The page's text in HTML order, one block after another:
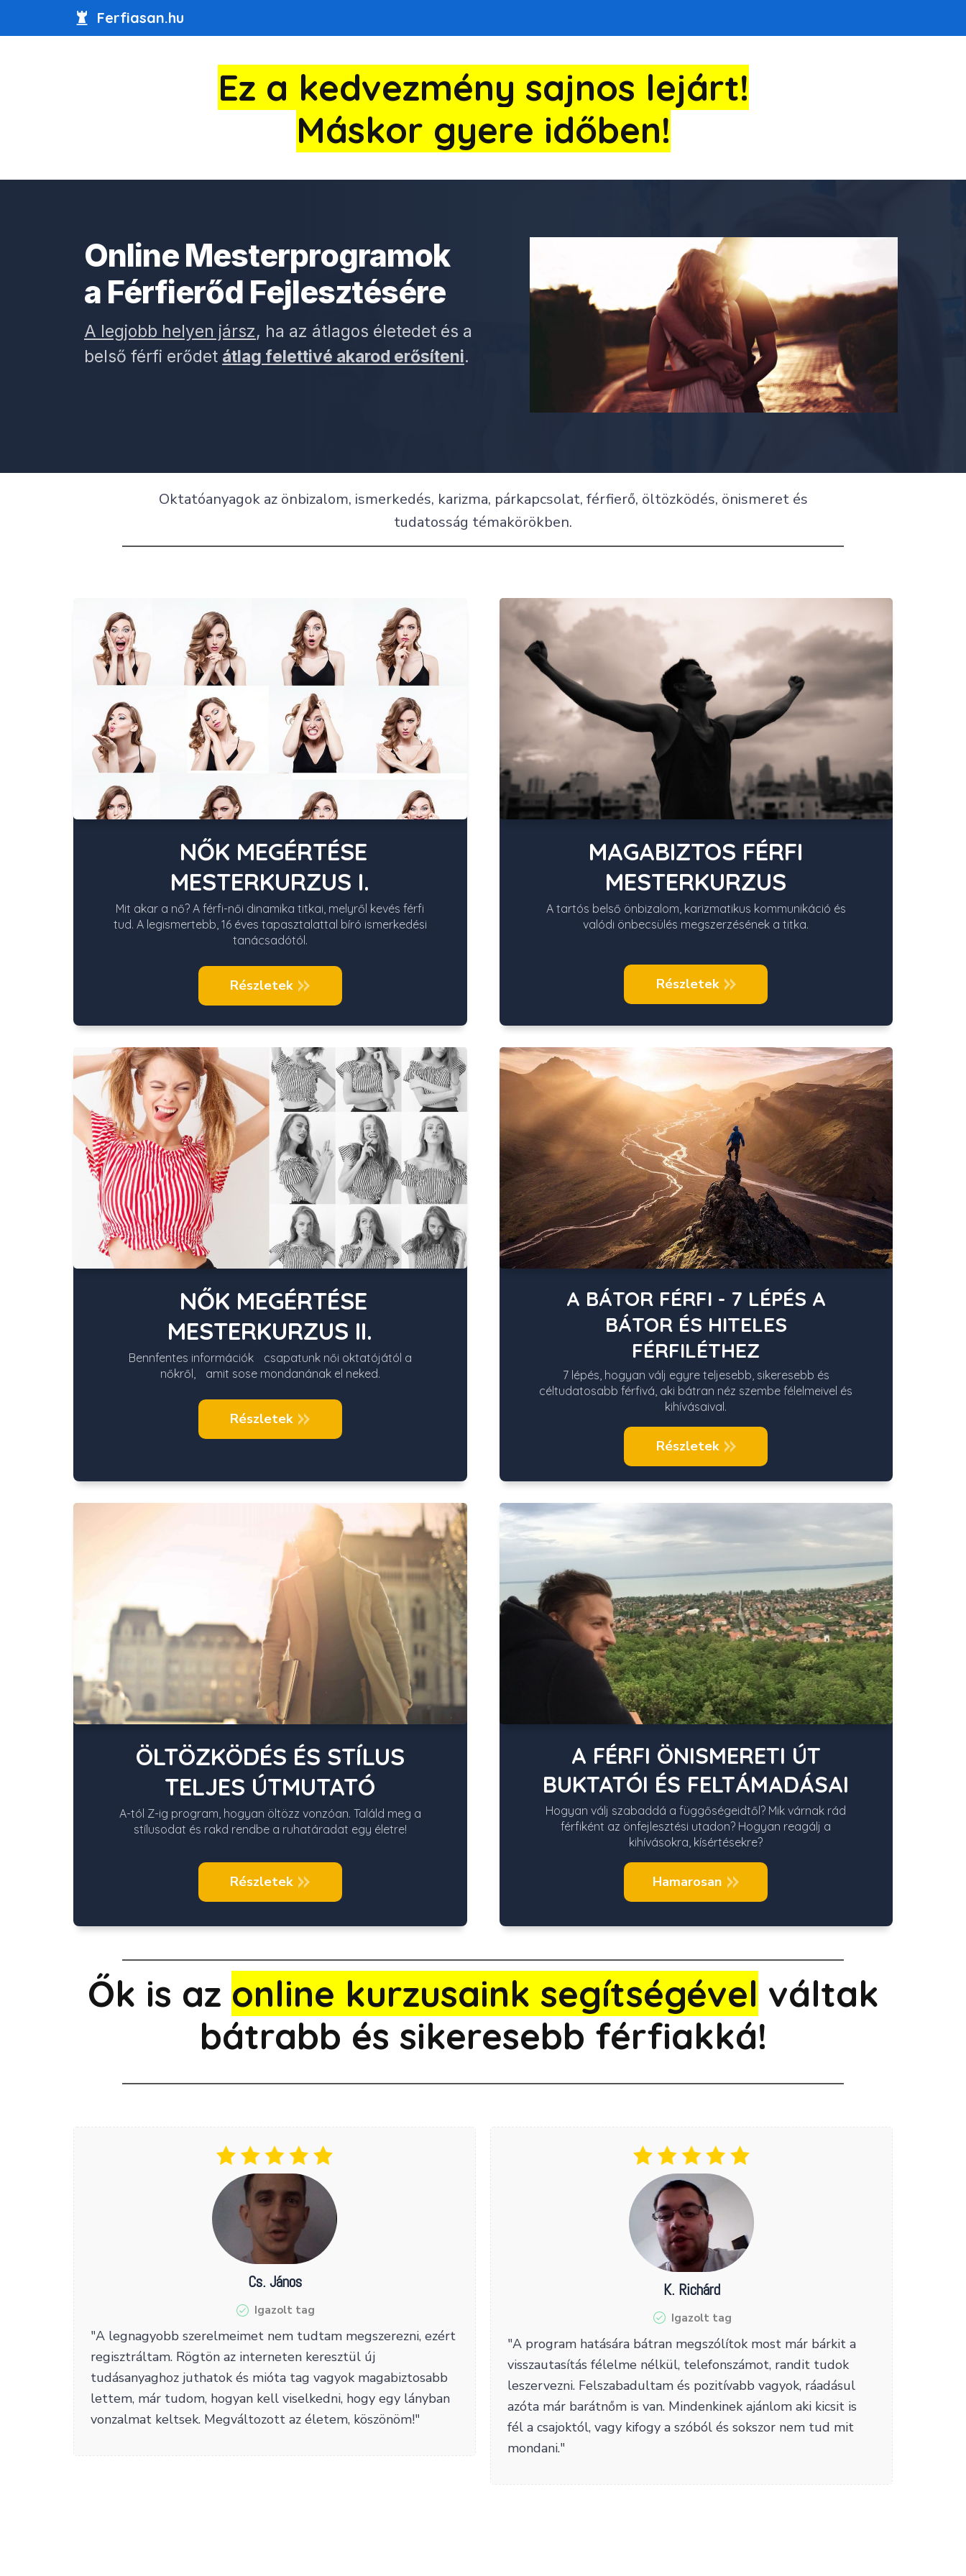
Ferfiasan.hu
Ez a kedvezmény sajnos lejárt!
Máskor gyere időben!
Online Mesterprogramok
a Férfierőd Fejlesztésére
A legjobb helyen jársz, ha az átlagos életedet és a
belső férfi erődet átlag felettivé akarod erősíteni.
Oktatóanyagok az önbizalom, ismerkedés, karizma, párkapcsolat, férfierő, öltözködés, önismeret és
tudatosság témakörökben.
NŐK MEGÉRTÉSE
MESTERKURZUS I.
Mit akar a nő? A férfi-női dinamika titkai, melyről kevés férfi
tud. A legismertebb, 16 éves tapasztalattal bíró ismerkedési
tanácsadótól.
Részletek
MAGABIZTOS FÉRFI
MESTERKURZUS
A tartós belső önbizalom, karizmatikus kommunikáció és
valódi önbecsülés megszerzésének a titka.
Részletek
NŐK MEGÉRTÉSE
MESTERKURZUS II.
Bennfentes információk csapatunk női oktatójától a
nőkről, amit sose mondanának el neked.
Részletek
A BÁTOR FÉRFI - 7 LÉPÉS A
BÁTOR ÉS HITELES
FÉRFILÉTHEZ
7 lépés, hogyan válj egyre teljesebb, sikeresebb és
céltudatosabb férfivá, aki bátran néz szembe félelmeivel és
kihívásaival.
Részletek
ÖLTÖZKÖDÉS ÉS STÍLUS
TELJES ÚTMUTATÓ
A-tól Z-ig program, hogyan öltözz vonzóan. Találd meg a
stílusodat és rakd rendbe a ruhatáradat egy életre!
Részletek
A FÉRFI ÖNISMERETI ÚT
BUKTATÓI ÉS FELTÁMADÁSAI
Hogyan válj szabaddá a függőségeidtől? Mik várnak rád
férfiként az önfejlesztési utadon? Hogyan reagálj a
kihívásokra, kísértésekre?
Hamarosan
Ők is az online kurzusaink segítségével váltak
bátrabb és sikeresebb férfiakká!
Cs. János
Igazolt tag
"A legnagyobb szerelmeimet nem tudtam megszerezni, ezért
regisztráltam. Rögtön az interneten keresztül új
tudásanyaghoz juthatok és mióta tag vagyok magabiztosabb
lettem, már tudom, hogyan kell viselkedni, hogy egy lányban
vonzalmat keltsek. Megváltozott az életem, köszönöm!"
K. Richárd
Igazolt tag
"A program hatására bátran megszólítok most már bárkit a
visszautasítás félelme nélkül, telefonszámot, randit tudok
leszervezni. Felszabadultam és pozitívabb vagyok, ráadásul
azóta már barátnőm is van. Mindenkinek ajánlom aki kicsit is
fél a csajoktól, vagy kifogy a szóból és sokszor nem tud mit
mondani."